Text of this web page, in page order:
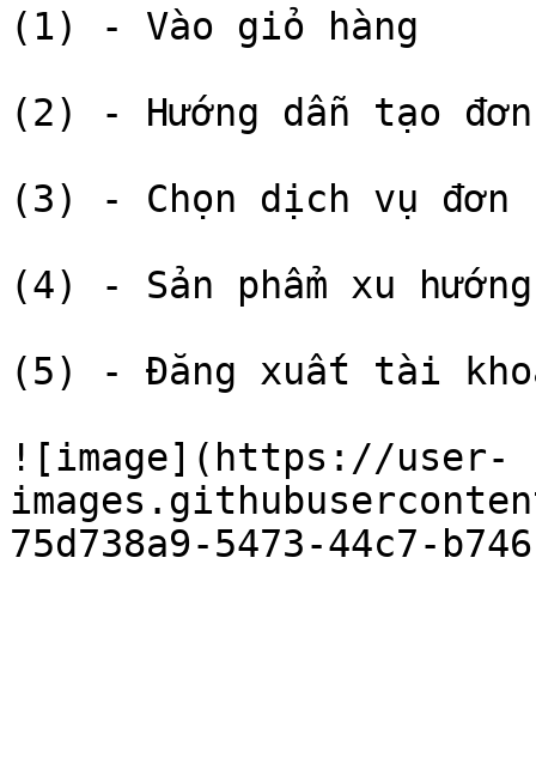
(1) - Vào giỏ hàng
(2) - Hướng dẫn tạo
(3) - Chọn dịch vụ đơn
(4) - Sản phẩm xu hướng
(5) - Đăng xuất tài
![image](https://user-